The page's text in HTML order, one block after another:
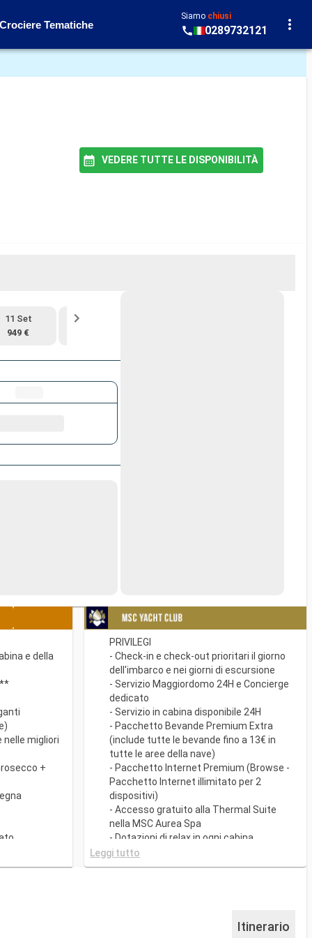
Crociere Tematiche
Siamo chiusi
0289732121
VEDERE TUTTE LE DISPONIBILITÀ
11 Set
949 €
e della
nelle migliori
+
gourmet
PRIVILEGI
- Check-in e check-out prioritari il giorno
dell'imbarco e nei giorni di escursione
- Servizio Maggiordomo 24H e Concierge
dedicato
- Servizio in cabina disponibile 24H
- Pacchetto Bevande Premium Extra
(include tutte le bevande fino a 13€ in
tutte le aree della nave)
- Pacchetto Internet Premium (Browse -
Pacchetto Internet illimitato per 2
dispositivi)
- Accesso gratuito alla Thermal Suite
nella MSC Aurea Spa
- Dotazioni di relax in ogni cabina
(accappatoio e ciabattine)
- Ampia gamma di cuscini da scegliere
consegnato direttamente in cabina su
Leggi tutto
Itinerario